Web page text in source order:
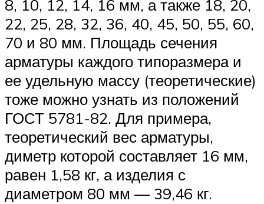
8, 10, 12, 14, 16 мм, а также 18, 20,
22, 25, 28, 32, 36, 40, 45, 50, 55, 60,
70 и 80 мм. Площадь сечения
арматуры каждого типоразмера и
ее удельную массу (теоретические)
тоже можно узнать из положений
ГОСТ 5781-82. Для примера,
теоретический вес арматуры,
диметр которой составляет 16 мм,
равен 1,58 кг, а изделия с
диаметром 80 мм — 39,46 кг.